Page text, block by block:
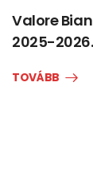
Valore
2025-2026.
TOVÁBB